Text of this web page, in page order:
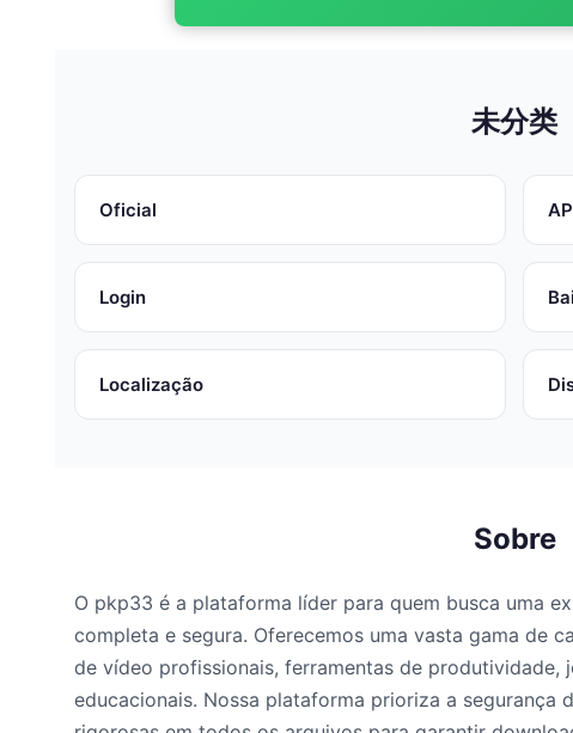
未分类
Oficial
Login
Localização
Sobre
O pkp33 é a plataforma líder para quem busca uma
completa e segura. Oferecemos uma vasta gama de
de vídeo profissionais, ferramentas de
educacionais. Nossa plataforma prioriza a segurança